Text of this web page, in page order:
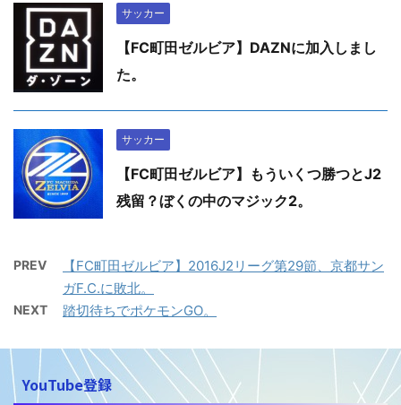
サッカー
【FC町田ゼルビア】DAZNに加入しまし
た。
サッカー
【FC町田ゼルビア】もういくつ勝つとJ2
残留？ぼくの中のマジック2。
PREV
【FC町田ゼルビア】2016J2リーグ第29節、京都サン
ガF.C.に敗北。
NEXT 踏切待ちでポケモンGO。
YouTube登録